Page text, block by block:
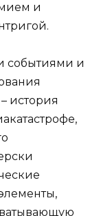
и
событиями и
история